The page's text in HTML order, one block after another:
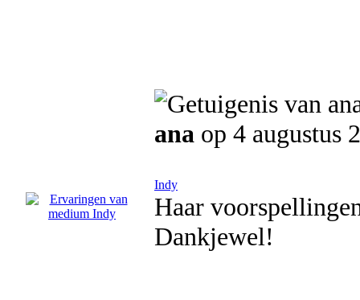
ana op 4 augustus
Indy
Haar
Dankjewel!